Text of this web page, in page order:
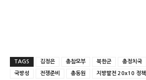
TAGS 김정은 총참모부 북한군 총정치국
국방성 전쟁준비 총동원 지방발전 20x10 정책